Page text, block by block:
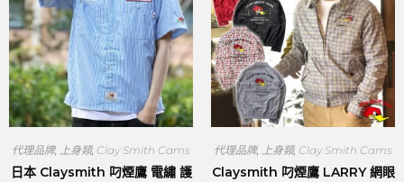
代理品牌, 上身類, Clay Smith Cams
日本 Claysmith 叼煙鷹 電繡 護
代理品牌, 上身類, Clay Smith Cams
Claysmith 叼煙鷹 LARRY 網眼